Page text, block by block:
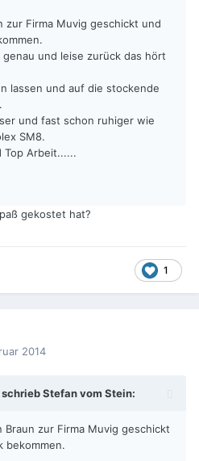
zur Firma Muvig geschickt und
und leise zurück das hört
lassen und auf die stockende
und fast schon ruhiger wie
SM8.
Top Arbeit......
gekostet hat?
1
2014
schrieb Stefan vom Stein:
zur Firma Muvig geschickt
bekommen.